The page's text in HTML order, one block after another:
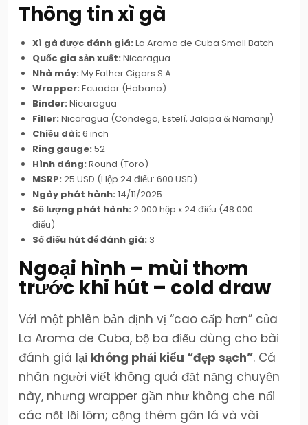
Thông tin xì gà
Xì gà được đánh giá: La Aroma de Cuba Small Batch
Quốc gia sản xuất: Nicaragua
Nhà máy: My Father Cigars S.A.
Wrapper: Ecuador (Habano)
Binder: Nicaragua
Filler: Nicaragua (Condega, Estelí, Jalapa & Namanji)
Chiều dài: 6 inch
Ring gauge: 52
Hình dáng: Round (Toro)
MSRP: 25 USD (Hộp 24 điếu: 600 USD)
Ngày phát hành: 14/11/2025
Số lượng phát hành: 2.000 hộp x 24 điếu (48.000
điếu)
Số điếu hút để đánh giá: 3
Ngoại hình – mùi thơm
trước khi hút – cold draw
Với một phiên bản định vị “cao cấp hơn” của
La Aroma de Cuba, bộ ba điếu dùng cho bài
đánh giá lại không phải kiểu “đẹp sạch”. Cá
nhân người viết không quá đặt nặng chuyện
này, nhưng wrapper gần như không che nổi
các nốt lồi lõm; cộng thêm gân lá và vài